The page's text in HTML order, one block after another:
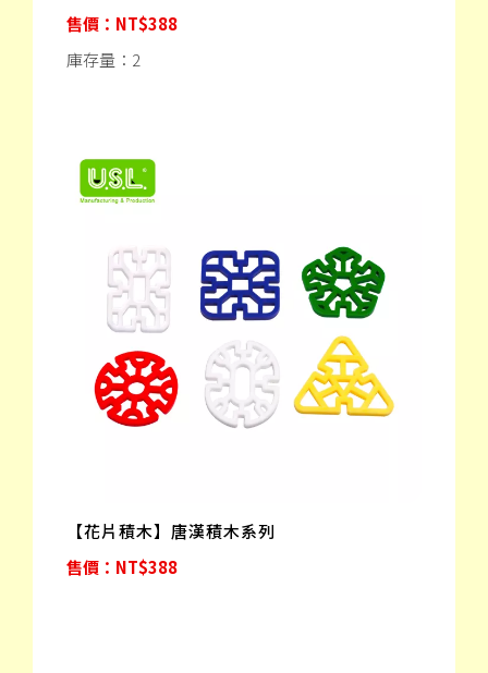
售價：NT$388
庫存量：2
【花片積木】唐漢積木系列
售價：NT$388